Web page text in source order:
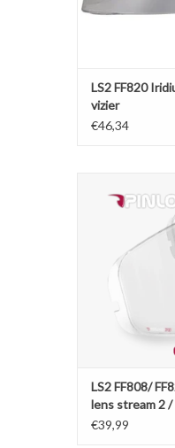
LS2 FF820
vizier
€46,34
stream 2 /
TOEVOEGEN
LS2 FF808/
lens stream 2
€39,99